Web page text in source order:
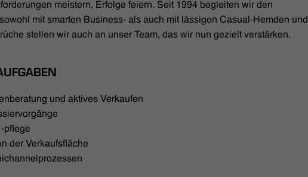
meistern, Erfolge feiern. Seit 1994 begleiten wir den
mit smarten Business- als auch mit lässigen Casual-Hemden und
stellen wir auch an unser Team, das wir nun gezielt verstärken.
und aktives Verkaufen
pflege
der Verkaufsfläche